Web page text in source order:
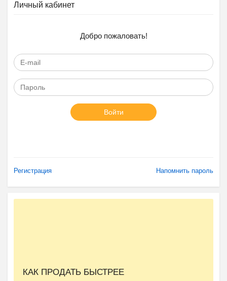
Личный кабинет
Добро пожаловать!
Войти
Регистрация Напомнить пароль
КАК ПРОДАТЬ БЫСТРЕЕ